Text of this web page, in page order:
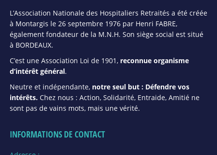
L’Association Nationale des Hospitaliers Retraités a été créée
à Montargis le 26 septembre 1976 par Henri FABRE,
également fondateur de la M.N.H. Son siège social est situé
à BORDEAUX.
C’est une Association Loi de 1901, reconnue organisme
d’intérêt général.
Neutre et indépendante, notre seul but : Défendre vos
intérêts. Chez nous : Action, Solidarité, Entraide, Amitié ne
sont pas de vains mots, mais une vérité.
INFORMATIONS DE CONTACT